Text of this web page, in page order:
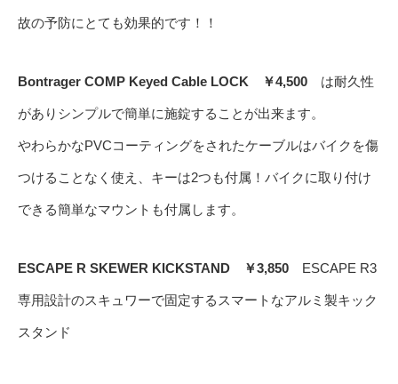
故の予防にとても効果的です！！
Bontrager COMP Keyed Cable LOCK ￥4,500 は耐久性
がありシンプルで簡単に施錠することが出来ます。
やわらかなPVCコーティングをされたケーブルはバイクを傷
つけることなく使え、キーは2つも付属！バイクに取り付け
できる簡単なマウントも付属します。
ESCAPE R SKEWER KICKSTAND ￥3,850 ESCAPE R3
専用設計のスキュワーで固定するスマートなアルミ製キック
スタンド